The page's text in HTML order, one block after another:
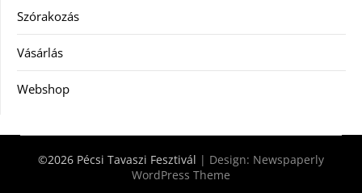
Szórakozás
Vásárlás
Webshop
©2026 Pécsi Tavaszi Fesztivál | Design: Newspaperly
WordPress Theme